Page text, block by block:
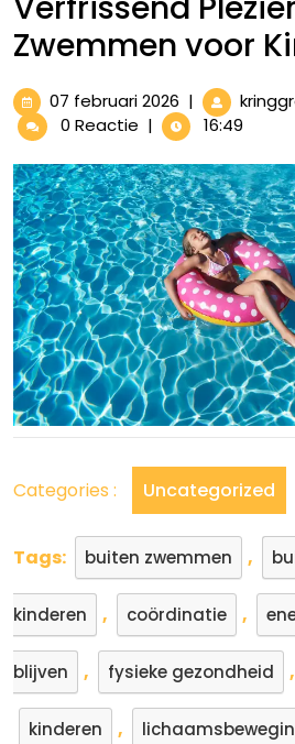
Zwemmen voor
07 februari 2026 07
februari
2026
|
0 Reactie | 16:49
Categories : Uncategorized
Tags: buiten zwemmen ,
kinderen , coördinatie ,
blijven , fysieke gezondheid ,
kinderen ,